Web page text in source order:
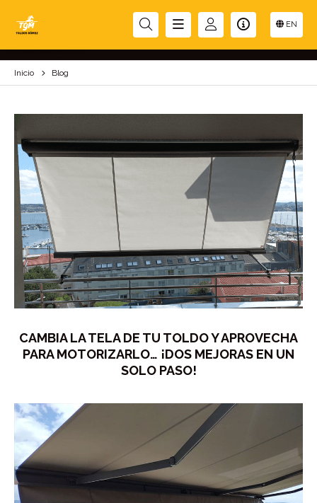
EN
BLOG
Inicio Blog
CAMBIA LA TELA DE TU TOLDO Y APROVECHA
PARA MOTORIZARLO… ¡DOS MEJORAS EN UN
SOLO PASO!